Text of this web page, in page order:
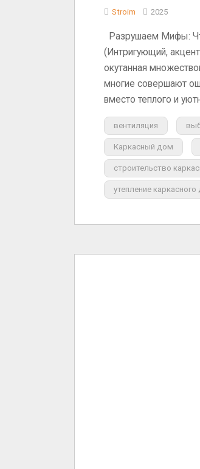
Stroim 2025
Разрушаем Мифы:
(Интригующий,
окутанная
многие совершают
вместо теплого и
вентиляция
Каркасный дом
строительство
утепление